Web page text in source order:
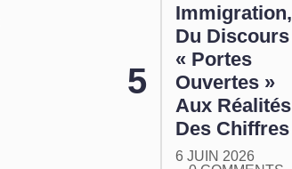
Immigration,
Du Discours
« Portes
Ouvertes »
Aux Réalités
Des Chiffres
6 JUIN 2026